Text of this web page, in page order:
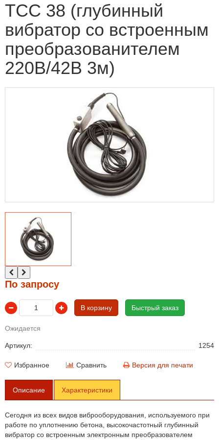
ТСС 38 (глубинный
вибратор со встроенным
преобразованителем
220В/42В 3м)
По запросу
В корзину Быстрый заказ
Ожидается
Артикул: 1254
Избранное Сравнить Версия для печати
Описание Характеристики
Сегодня из всех видов виброоборудования, используемого при
работе по уплотнению бетона, высокочастотный глубинный
вибратор со встроенным электронным преобразователем